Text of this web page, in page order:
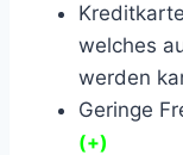
welches
werden
Geringe
(+)